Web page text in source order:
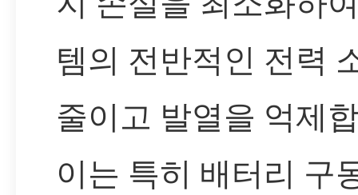
템의 전반적인 전력
줄이고 발열을 억제
이는 특히 배터리 구